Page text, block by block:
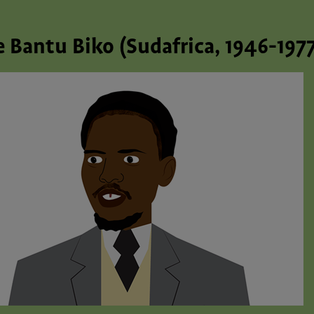
Bantu Biko (Sudafrica, 1946-